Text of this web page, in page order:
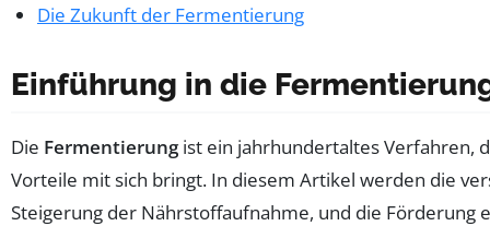
Die Zukunft der Fermentierung
Einführung in die
Die Fermentierungist ein jahrhundertaltes Verfahren,
Vorteile mit sich bringt. In diesem Artikel werden die
Steigerung der Nährstoffaufnahme, und die Förderung